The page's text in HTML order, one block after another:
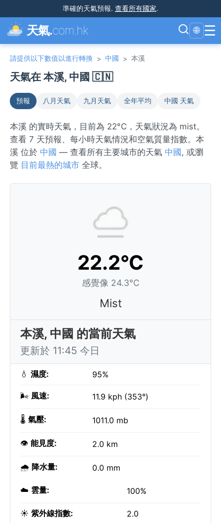
準確的天氣預報. 查看所有國家.
天氣.com.hk 🌐 ☰
請提供以下數值以進行轉換 > 中國 > 本溪
天氣在 本溪, 中國 🇨🇳
預報 八月天氣 九月天氣 全年平均 中國 天氣
本溪 的實時天氣，目前為 22°C，天氣狀況為 mist。
查看 7 天預報、每小時天氣情況和空氣質量指數。本
溪 位於 中國 — 查看所有主要城市的天氣 中國 , 或瀏
覽 目前最熱的城市 全球。
22.2°C
感覺像 24.3°C
Mist
本溪, 中國 的當前天氣
更新於 11:45 今日
💧 濕度: 95%
🌬️ 風速: 11.9 kph (353°)
🌡️ 氣壓: 1011.0 mb
👁️ 能見度: 2.0 km
🌧️ 降水量: 0.0 mm
☁️ 雲量: 100%
☀️ 紫外線指數: 2.0